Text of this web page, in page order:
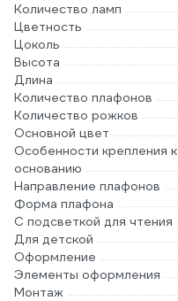
Количество ламп
Цветность
Цоколь
Высота
Длина
Количество плафонов
Количество рожков
Основной цвет
Особенности крепления к
основанию
Направление плафонов
Форма плафона
С подсветкой для чтения
Для детской
Оформление
Элементы оформления
Монтаж